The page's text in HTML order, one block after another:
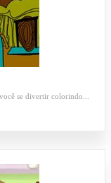
se divertir colorindo...